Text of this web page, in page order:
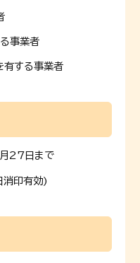
事業者
有する事業者
27日まで
印有効)